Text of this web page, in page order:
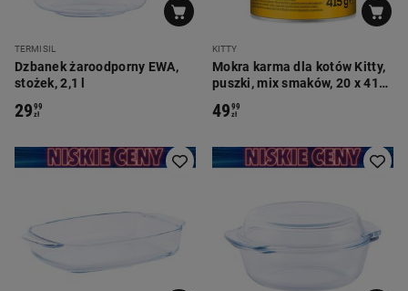
TERMISIL
Dzbanek żaroodporny EWA,
stożek, 2,1 l
2999
zł
KITTY
Mokra karma dla kotów Kitty,
puszki, mix smaków, 20 x 415
4999
zł